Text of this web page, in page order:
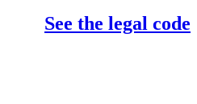
See the legal code